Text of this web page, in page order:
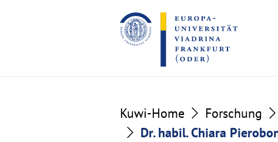
to
the
content
to
the
footer
Kuwi-Home Forschung
Dr. habil. Chiara